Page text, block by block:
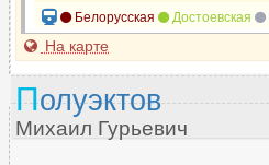
Белорусская
Достоевская
На карте
Полуэктов
Михаил Гурьевич